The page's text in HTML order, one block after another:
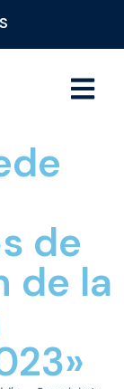
de
de la